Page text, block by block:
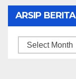
ARSIP BERITA
ARSIP